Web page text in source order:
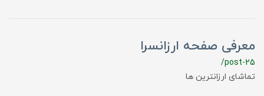
معرفی صفحه ارزانسرا
/post-25
تماشای ارزانترین ها